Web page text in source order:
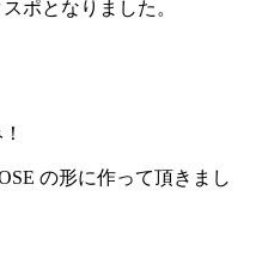
ポとなりました。
の形に作って頂きまし